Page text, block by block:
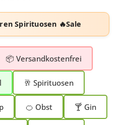
Spirituosen 🔥Sale
📦 Versandkostenfrei
🥂 Spirituosen
🍊 Obst 🍸 Gin